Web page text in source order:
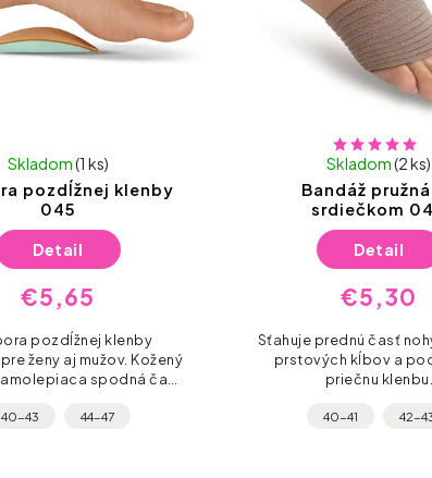
pozdĺžnej klenby
045
Skladom(1 ks)
€5,65
Detail
pozdĺžnej klenby
ženy aj mužov. Kožený
spodná časť
únave nôh.
40-43 44-47
Bandáž
srdiečkom
Skladom(2 ks)
€5,30
Detail
Sťahuje prednú časť
prstových kĺbov a
priečnu klenbu.
40-41 42-